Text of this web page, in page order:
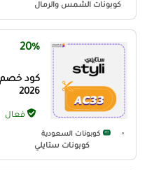
كوبونات الشمس والرمال
20%
2026
فعال
كوبونات السعودية
كوبونات ستايلي